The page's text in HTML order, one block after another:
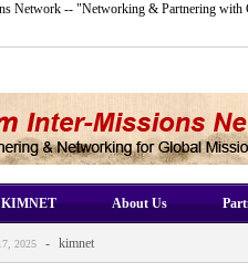
Network -- "Networking & Partnering with
KIMNET About Us
- kimnet
2025 - kimnet